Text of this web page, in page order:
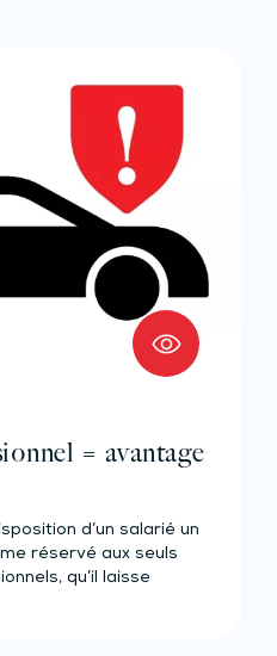
= avantage
d’un salarié un
réservé aux seuls
qu’il laisse